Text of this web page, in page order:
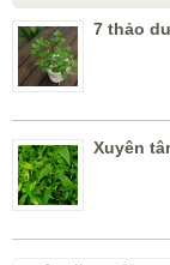
7 thảo
Xuyên